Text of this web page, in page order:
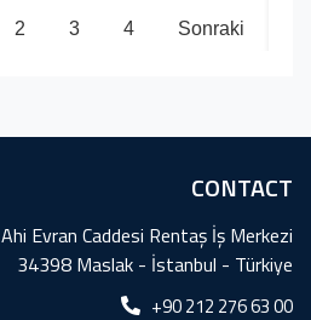
2 3 4 Sonraki
CONTACT
Ahi Evran Caddesi Rentaş İş Merkezi
34398 Maslak - İstanbul - Türkiye
+90 212 276 63 00